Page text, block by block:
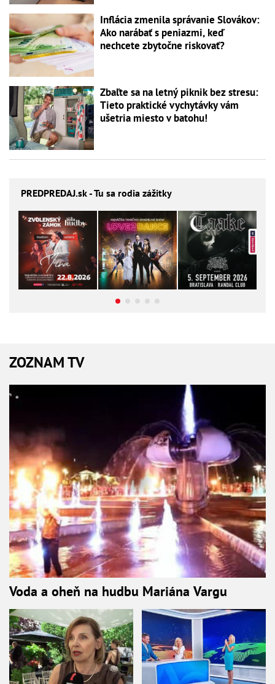
Inflácia zmenila správanie Slovákov:
Ako narábať s peniazmi, keď
nechcete zbytočne riskovať?
Zbaľte sa na letný piknik bez stresu:
Tieto praktické vychytávky vám
ušetria miesto v batohu!
PREDPREDAJ.sk - Tu sa rodia zážitky
ZOZNAM TV
Voda a oheň na hudbu Mariána Vargu